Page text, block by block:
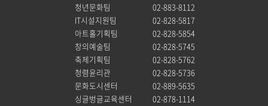
청년문화팀
02-883-8112
IT시설지원팀
02-828-5817
아트홀기획팀
02-828-5854
창의예술팀
02-828-5745
축제기획팀
02-828-5762
청렴윤리관
02-828-5736
문화도시센터
02-889-5635
싱글벙글교육센터
02-878-1114